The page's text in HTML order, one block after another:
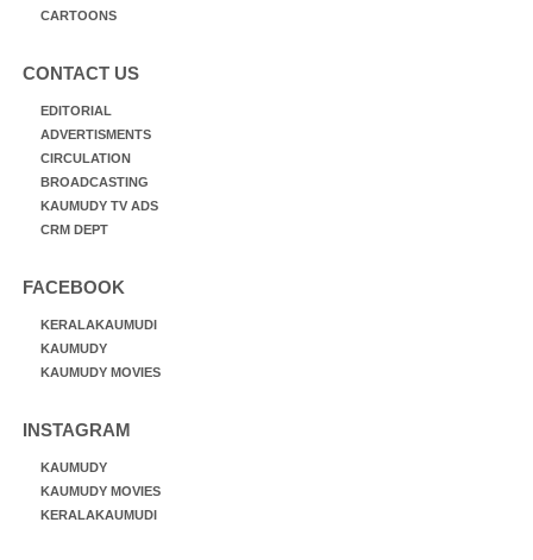
CARTOONS
CONTACT US
EDITORIAL
ADVERTISMENTS
CIRCULATION
BROADCASTING
KAUMUDY TV ADS
CRM DEPT
FACEBOOK
KERALAKAUMUDI
KAUMUDY
KAUMUDY MOVIES
INSTAGRAM
KAUMUDY
KAUMUDY MOVIES
KERALAKAUMUDI